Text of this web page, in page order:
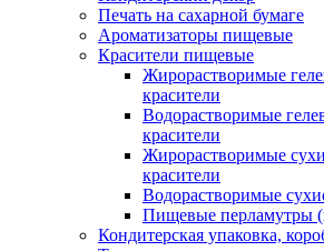
Печать на сахарной бумаге
Ароматизаторы пищевые
Красители пищевые
Жирорастворимые
красители
Водорастворимые
красители
Жирорастворимые
красители
Водорастворимые
Пищевые перламутры
Кондитерская упаковка,